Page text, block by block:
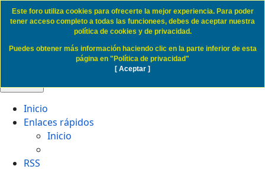
Cookie Access SD Eibar
Inicio
Enlaces rápidos
Inicio
RSS
Este foro utiliza cookies para ofrecerte la mejor experiencia. Para poder
tener acceso completo a todas las funcionees, debes de aceptar nuestra
política de cookies y de privacidad.
Puedes obtener más información haciendo clic en la parte inferior de esta
página en "Política de privacidad"
[ Aceptar ]